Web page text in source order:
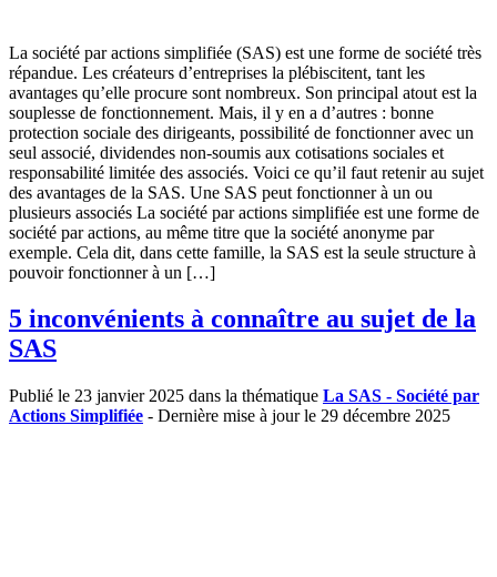
La société par actions simplifiée (SAS) est une forme de société très
répandue. Les créateurs d’entreprises la plébiscitent, tant les
avantages qu’elle procure sont nombreux. Son principal atout est la
souplesse de fonctionnement. Mais, il y en a d’autres : bonne
protection sociale des dirigeants, possibilité de fonctionner avec un
seul associé, dividendes non-soumis aux cotisations sociales et
responsabilité limitée des associés. Voici ce qu’il faut retenir au sujet
des avantages de la SAS. Une SAS peut fonctionner à un ou
plusieurs associés La société par actions simplifiée est une forme de
société par actions, au même titre que la société anonyme par
exemple. Cela dit, dans cette famille, la SAS est la seule structure à
pouvoir fonctionner à un […]
5 inconvénients à connaître au sujet de la
SAS
Publié le 23 janvier 2025 dans la thématique La SAS - Société par
Actions Simplifiée - Dernière mise à jour le 29 décembre 2025